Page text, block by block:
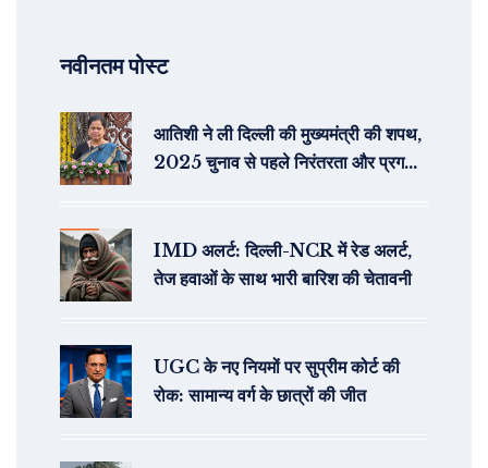
नवीनतम पोस्ट
आतिशी ने ली दिल्ली की मुख्यमंत्री की शपथ,
2025 चुनाव से पहले निरंतरता और प्रगति
IMD अलर्ट: दिल्ली-NCR में रेड अलर्ट,
तेज हवाओं के साथ भारी बारिश की चेतावनी
UGC के नए नियमों पर सुप्रीम कोर्ट की
रोक: सामान्य वर्ग के छात्रों की जीत